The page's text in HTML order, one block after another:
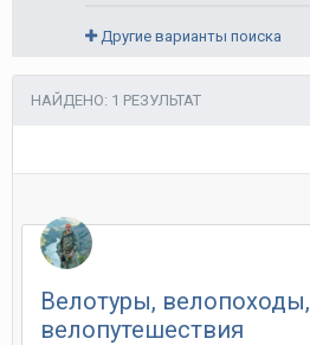
Другие варианты поиска
НАЙДЕНО: 1 РЕЗУЛЬТАТ
Велотуры, велопоходы,
велопутешествия